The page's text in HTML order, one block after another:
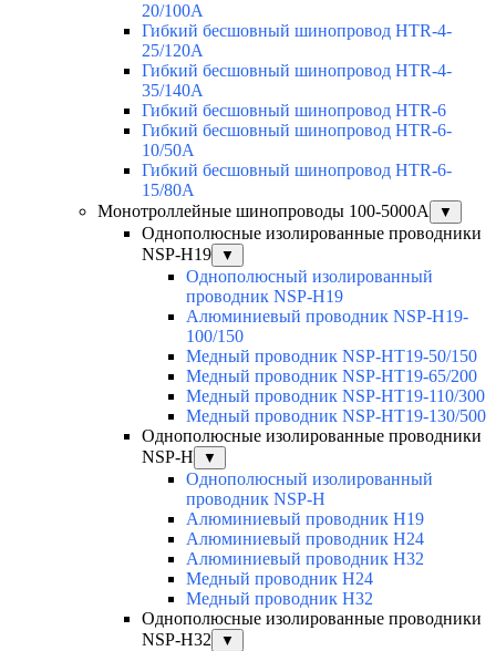
20/100A
Гибкий бесшовный шинопровод HTR-4-
25/120A
Гибкий бесшовный шинопровод HTR-4-
35/140A
Гибкий бесшовный шинопровод HTR-6
Гибкий бесшовный шинопровод HTR-6-
10/50A
Гибкий бесшовный шинопровод HTR-6-
15/80A
Монотроллейные шинопроводы 100-5000А
▼
Однополюсные изолированные проводники
NSP-H19
▼
Однополюсный изолированный
проводник NSP-H19
Алюминиевый проводник NSP-H19-
100/150
Медный проводник NSP-HT19-50/150
Медный проводник NSP-HT19-65/200
Медный проводник NSP-HT19-110/300
Медный проводник NSP-HT19-130/500
Однополюсные изолированные проводники
NSP-H
▼
Однополюсный изолированный
проводник NSP-H
Алюминиевый проводник H19
Алюминиевый проводник H24
Алюминиевый проводник H32
Медный проводник H24
Медный проводник H32
Однополюсные изолированные проводники
NSP-H32
▼